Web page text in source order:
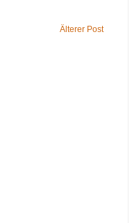
Älterer Post